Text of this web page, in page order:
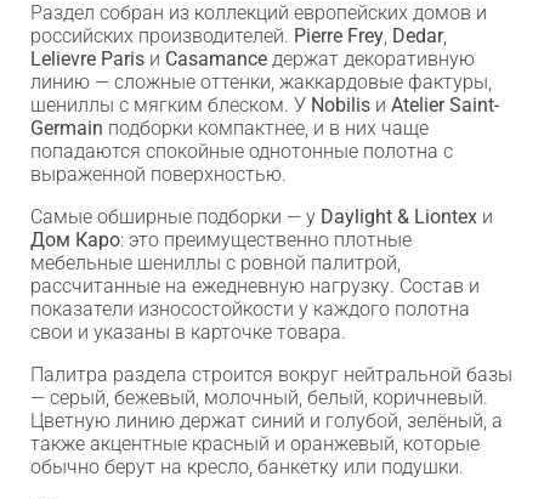
Раздел собран из коллекций европейских домов и
российских производителей. Pierre Frey, Dedar,
Lelievre Paris и Casamance держат декоративную
линию — сложные оттенки, жаккардовые фактуры,
шениллы с мягким блеском. У Nobilis и Atelier Saint-
Germain подборки компактнее, и в них чаще
попадаются спокойные однотонные полотна с
выраженной поверхностью.
Самые обширные подборки — у Daylight & Liontex и
Дом Каро: это преимущественно плотные
мебельные шениллы с ровной палитрой,
рассчитанные на ежедневную нагрузку. Состав и
показатели износостойкости у каждого полотна
свои и указаны в карточке товара.
Палитра раздела строится вокруг нейтральной базы
— серый, бежевый, молочный, белый, коричневый.
Цветную линию держат синий и голубой, зелёный, а
также акцентные красный и оранжевый, которые
обычно берут на кресло, банкетку или подушки.